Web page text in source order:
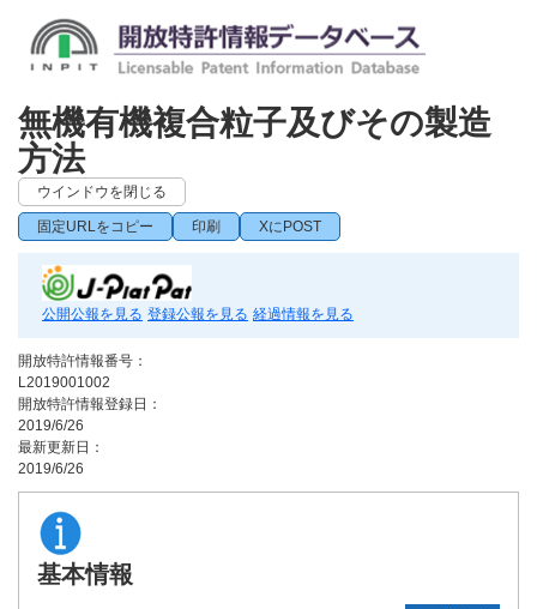
無機有機複合粒子及びその製造
方法
ウインドウを閉じる
固定URLをコピー 印刷 XにPOST
公開公報を見る 登録公報を見る 経過情報を見る
開放特許情報番号：
L2019001002
開放特許情報登録日：
2019/6/26
最新更新日：
2019/6/26
基本情報